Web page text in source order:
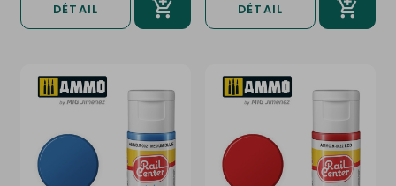
DÉTAIL DÉTAIL